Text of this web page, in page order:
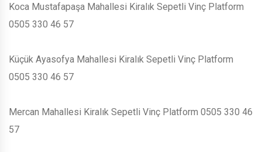
Koca Mustafapaşa Mahallesi Kiralık Sepetli Vinç Platform
0505 330 46 57
Küçük Ayasofya Mahallesi Kiralık Sepetli Vinç Platform
0505 330 46 57
Mercan Mahallesi Kiralık Sepetli Vinç Platform 0505 330 46
57